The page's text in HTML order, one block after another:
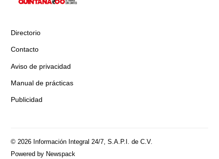
Directorio
Contacto
Aviso de privacidad
Manual de prácticas
Publicidad
© 2026 Información Integral 24/7, S.A.P.I. de C.V.
Powered by Newspack